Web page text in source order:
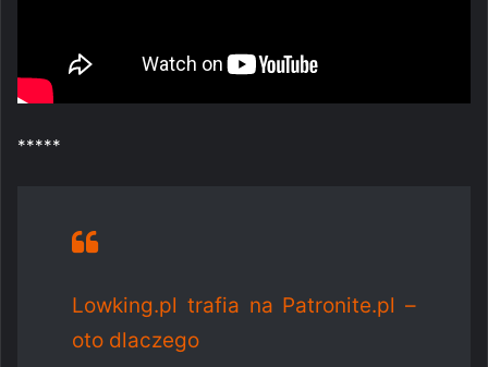
*****
Lowking.pl trafia na Patronite.pl –
oto dlaczego